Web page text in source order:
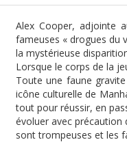
Alex Cooper, adjointe
fameuses « drogues du
la mystérieuse
Lorsque le corps de la
Toute une faune
icône culturelle de
tout pour réussir, en
évoluer avec précaution
sont trompeuses et les